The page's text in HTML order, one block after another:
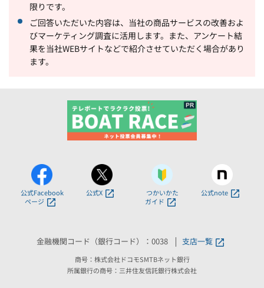
限りです。
ご回答いただいた内容は、当社の商品サービスの改善およ
びマーケティング調査に活用します。また、アンケート結
果を当社WEBサイトなどで紹介させていただく場合があり
ます。
公式Facebook
ページ
公式X
つかいかた
ガイド
公式note
金融機関コード（銀行コード）：0038 支店一覧
商号：株式会社ドコモSMTBネット銀行
所属銀行の商号：三井住友信託銀行株式会社